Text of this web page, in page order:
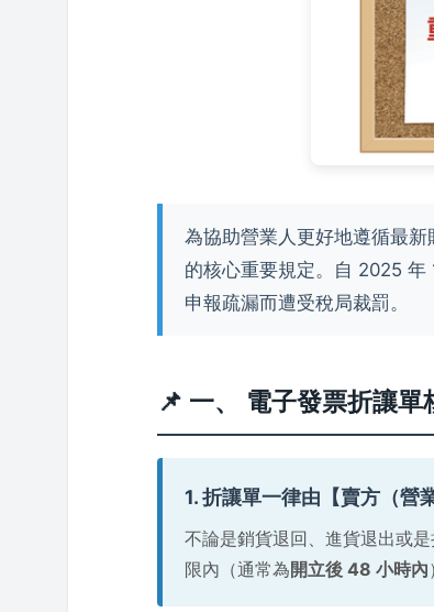
為協助營業人更好地遵循最新
的核心重要規定。自 2025 年
申報疏漏而遭受稅局裁罰。
📌 一、 電子發票折讓單
1. 折讓單一律由【賣方（營
不論是銷貨退回、進貨退出或
限內（通常為開立後 48 小時內